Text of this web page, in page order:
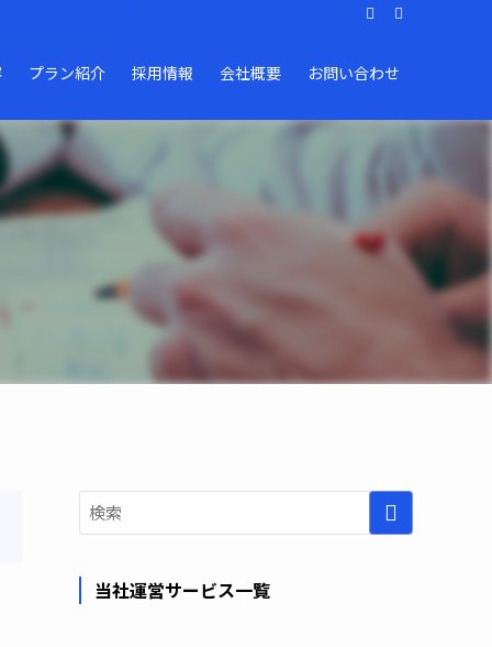
プラン紹介 採用情報 会社概要 お問い合わせ
当社運営サービス一覧